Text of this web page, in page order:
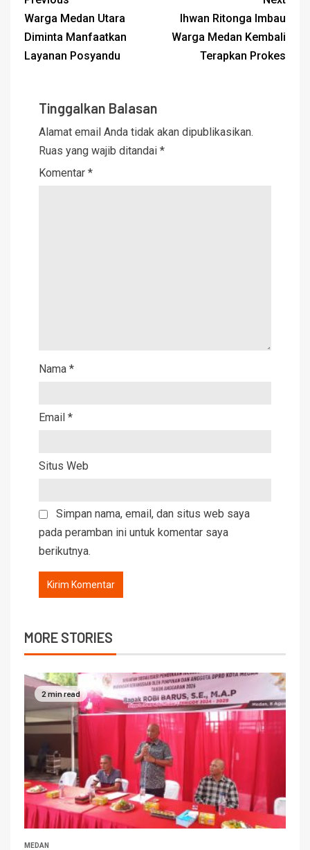
Warga Medan Utara
Diminta Manfaatkan
Layanan Posyandu
Ihwan Ritonga Imbau
Warga Medan Kembali
Terapkan Prokes
Tinggalkan Balasan
Alamat email Anda tidak akan dipublikasikan.
Ruas yang wajib ditandai *
Komentar *
Nama *
Email *
Situs Web
Simpan nama, email, dan situs web saya
pada peramban ini untuk komentar saya
berikutnya.
MORE STORIES
2 min read
MEDAN